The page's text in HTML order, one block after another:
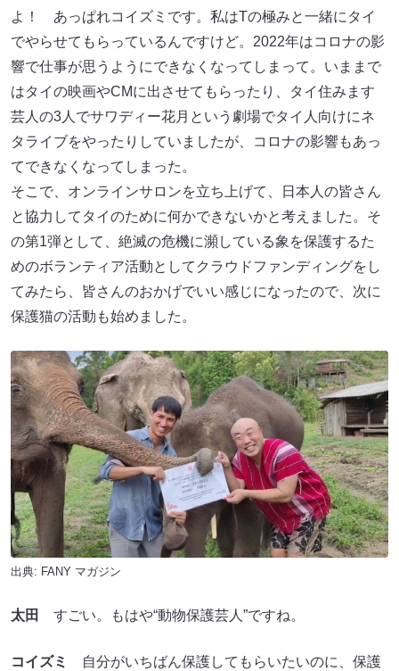
よ！ あっぱれコイズミです。私はTの極みと一緒にタイ
でやらせてもらっているんですけど。2022年はコロナの影
響で仕事が思うようにできなくなってしまって。いままで
はタイの映画やCMに出させてもらったり、タイ住みます
芸人の3人でサワディー花月という劇場でタイ人向けにネ
タライブをやったりしていましたが、コロナの影響もあっ
てできなくなってしまった。
そこで、オンラインサロンを立ち上げて、日本人の皆さん
と協力してタイのために何かできないかと考えました。そ
の第1弾として、絶滅の危機に瀕している象を保護するた
めのボランティア活動としてクラウドファンディングをし
てみたら、皆さんのおかげでいい感じになったので、次に
保護猫の活動も始めました。
出典: FANY マガジン
太田 すごい。もはや“動物保護芸人”ですね。
コイズミ
自分がいちばん保護してもらいたいのに、保護